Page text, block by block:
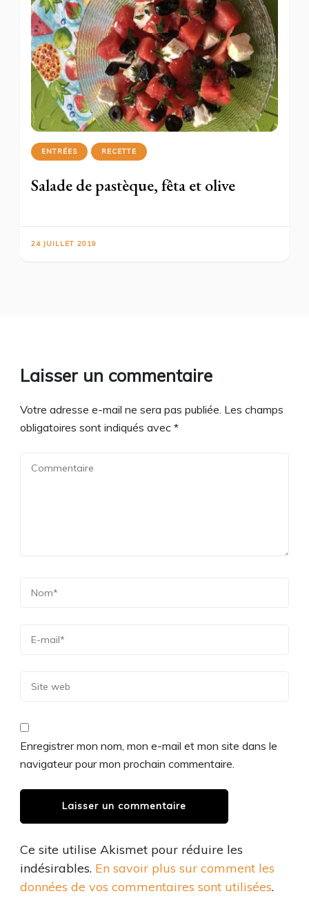
ENTRÉES RECETTE
Salade de pastèque, fêta et olive
24 JUILLET 2019
Laisser un commentaire
Votre adresse e-mail ne sera pas publiée. Les champs
obligatoires sont indiqués avec *
Enregistrer mon nom, mon e-mail et mon site dans le
navigateur pour mon prochain commentaire.
Ce site utilise Akismet pour réduire les
indésirables. En savoir plus sur comment les
données de vos commentaires sont utilisées.